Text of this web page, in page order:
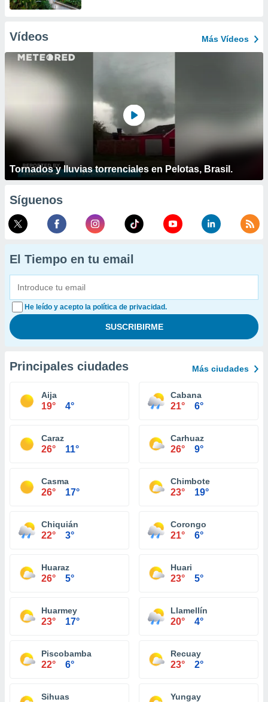
Vídeos Más Vídeos
Tornados y lluvias torrenciales en Pelotas, Brasil.
Síguenos
El Tiempo en tu email
He leído y acepto la política de privacidad.
Principales ciudades Más ciudades
Aija
19° 4°
Cabana
21° 6°
Caraz
26° 11°
Carhuaz
26° 9°
Casma
26° 17°
Chimbote
23° 19°
Chiquián
22° 3°
Corongo
21° 6°
Huaraz
26° 5°
Huari
23° 5°
Huarmey
23° 17°
Llamellín
20° 4°
Piscobamba
22° 6°
Recuay
23° 2°
Sihuas Yungay